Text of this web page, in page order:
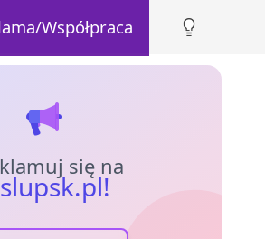
Współpraca
się na